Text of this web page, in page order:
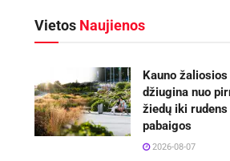
Vietos Naujienos
Kauno
džiugina nuo
žiedų iki rudens
pabaigos
2026-08-07